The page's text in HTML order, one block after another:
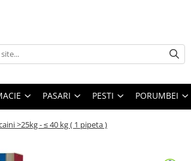
PASARI PESTI PORUMBEI
>25kg - ≤ 40 kg ( 1 pipeta )